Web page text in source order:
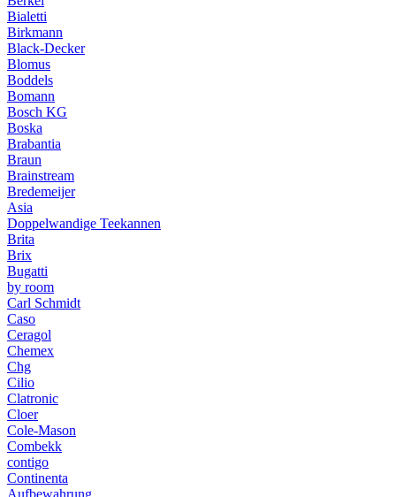
Bialetti
Birkmann
Black-Decker
Blomus
Boddels
Bomann
Bosch KG
Boska
Brabantia
Braun
Brainstream
Bredemeijer
Asia
Doppelwandige Teekannen
Brita
Brix
Bugatti
by room
Carl Schmidt
Caso
Ceragol
Chemex
Chg
Cilio
Clatronic
Cloer
Cole-Mason
Combekk
contigo
Continenta
Aufbewahrung